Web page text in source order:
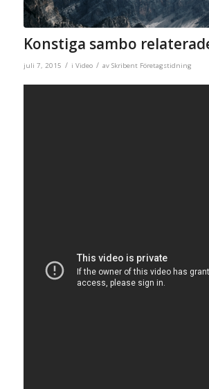
Konstiga sambo
juli 7, 2015 / i Video / av Skribent Företagstidning